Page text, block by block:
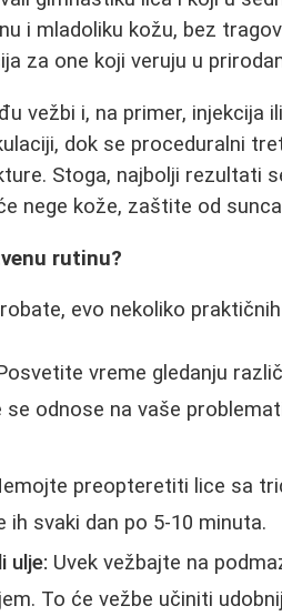
i mladoliku kožu, bez
za one koji veruju u
vežbi i, na primer, injekcija
dok se proceduralni
Stoga, najbolji rezultati
nege kože, zaštite od
rutinu?
evo nekoliko
vreme gledanju
se odnose na vaše
preopteretiti lice sa
ih svaki dan po 5-10 minuta.
ulje: Uvek vežbajte na
To će vežbe učiniti